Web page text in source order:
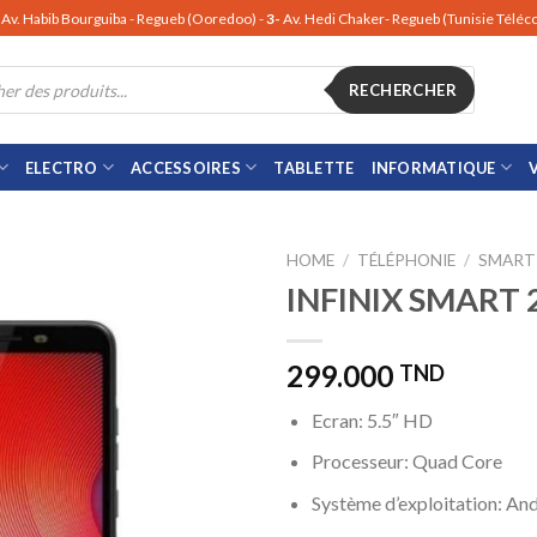
Av. Habib Bourguiba - Regueb (Ooredoo) -3- Av. Hedi Chaker- Regueb (Tunisie
RECHERCHER
ELECTRO ACCESSOIRES TABLETTE INFORMATIQUE
HOME / TÉLÉPHONIE /
INFINIX SMART
299.000 TND
Ecran: 5.5″ HD
Processeur: Quad Core
Système d’exploitation: